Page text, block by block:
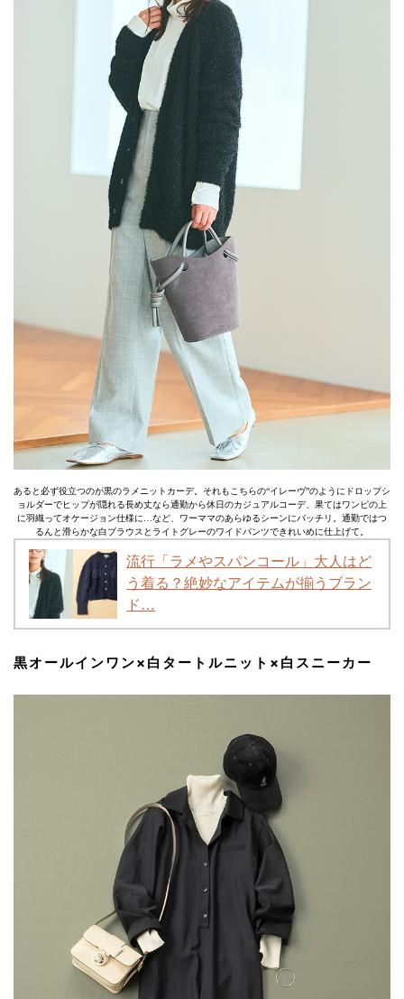
あると必ず役立つのが黒のラメニットカーデ。それもこちらの“イレーヴ”のようにドロップシ
ョルダーでヒップが隠れる長め丈なら通勤から休日のカジュアルコーデ、果てはワンピの上
に羽織ってオケージョン仕様に…など、ワーママのあらゆるシーンにバッチリ。通勤ではつ
るんと滑らかな白ブラウスとライトグレーのワイドパンツできれいめに仕上げて。
流行「ラメやスパンコール」大人はど
う着る？絶妙なアイテムが揃うブラン
ド…
黒オールインワン×白タートルニット×白スニーカー